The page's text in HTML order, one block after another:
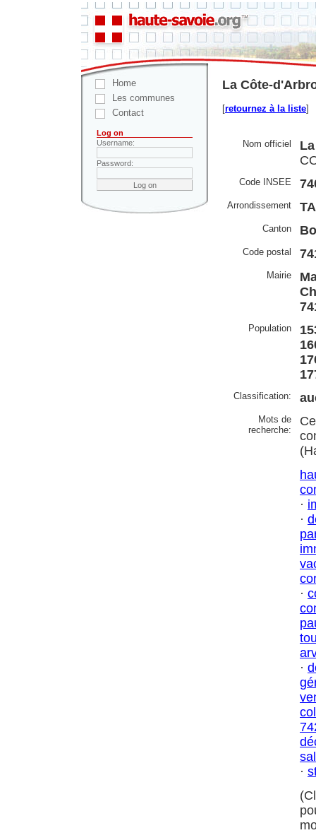
Home
Les communes
Contact
Log on
Username:
Password:
La Côte-
[retournez à la liste]
Nom officiel
Code INSEE
Arrondissement
Canton
Code postal
Mairie
Population
Classification:
Mots de
recherche:
·
·
·
·
·